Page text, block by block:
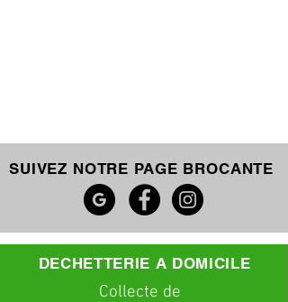
SUIVEZ NOTRE PAGE BROCANTE
DECHETTERIE A DOMICILE
Collecte de